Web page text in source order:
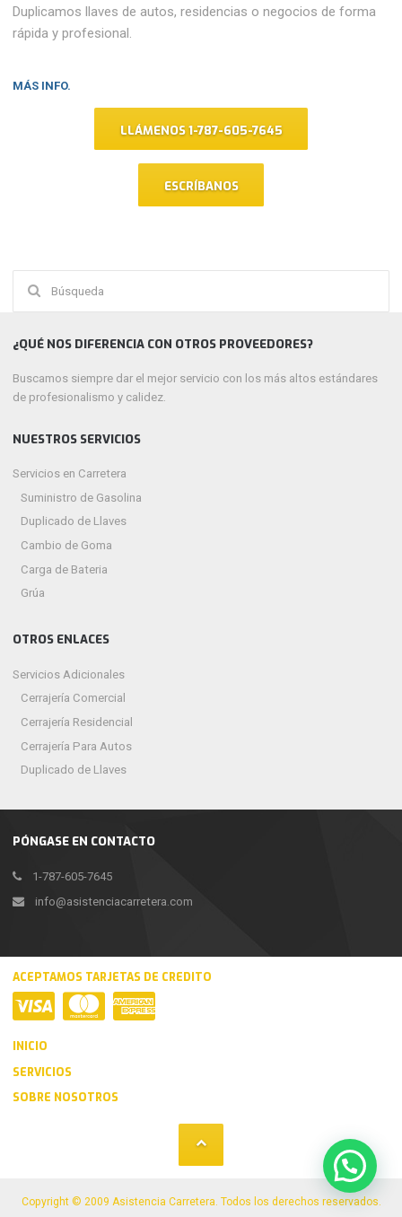
Duplicamos llaves de autos, residencias o negocios de forma
rápida y profesional.
MÁS INFO.
LLÁMENOS 1-787-605-7645
ESCRÍBANOS
PÓNGASE EN CONTACTO
1-787-605-7645
info@asistenciacarretera.com
¿QUÉ NOS DIFERENCIA CON OTROS PROVEEDORES?
Buscamos siempre dar el mejor servicio con los más altos estándares
de profesionalismo y calidez.
NUESTROS SERVICIOS
Servicios en Carretera
Suministro de Gasolina
Duplicado de Llaves
Cambio de Goma
Carga de Bateria
Grúa
OTROS ENLACES
Servicios Adicionales
Cerrajería Comercial
Cerrajería Residencial
Cerrajería Para Autos
Duplicado de Llaves
ACEPTAMOS TARJETAS DE CREDITO
INICIO
SERVICIOS
SOBRE NOSOTROS
Copyright © 2009 Asistencia Carretera. Todos los derechos reservados.